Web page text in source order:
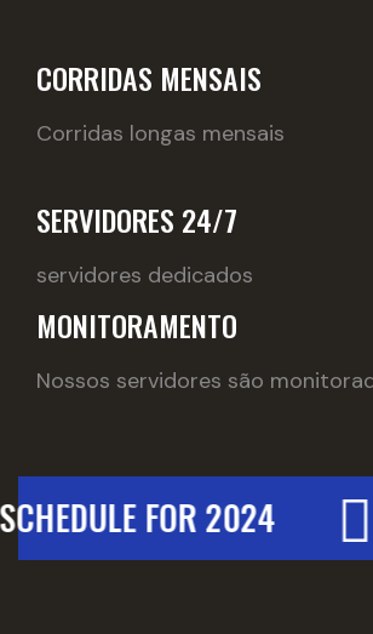
CORRIDAS MENSAIS
Corridas longas mensais
SERVIDORES 24/7
servidores dedicados
MONITORAMENTO
Nossos servidores são
FOR 2024